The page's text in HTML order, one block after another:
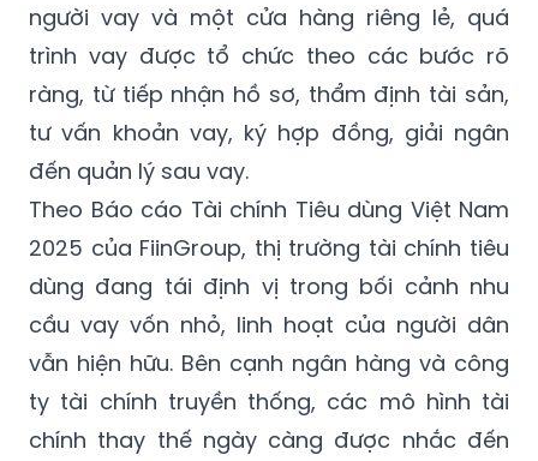
người vay và một cửa hàng riêng lẻ, quá
trình vay được tổ chức theo các bước rõ
ràng, từ tiếp nhận hồ sơ, thẩm định tài sản,
tư vấn khoản vay, ký hợp đồng, giải ngân
đến quản lý sau vay.
Theo Báo cáo Tài chính Tiêu dùng Việt Nam
2025 của FiinGroup, thị trường tài chính tiêu
dùng đang tái định vị trong bối cảnh nhu
cầu vay vốn nhỏ, linh hoạt của người dân
vẫn hiện hữu. Bên cạnh ngân hàng và công
ty tài chính truyền thống, các mô hình tài
chính thay thế ngày càng được nhắc đến